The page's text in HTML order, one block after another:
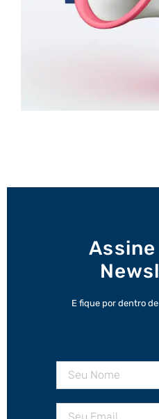
Assine
E fique por dentro